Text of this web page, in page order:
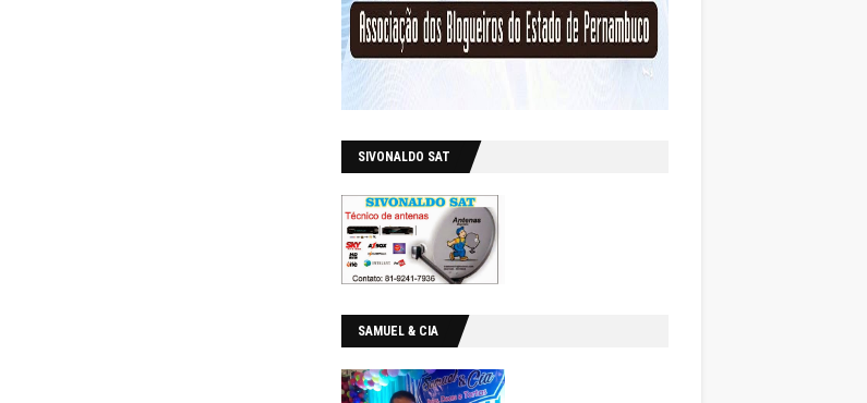
SIVONALDO SAT
SAMUEL & CIA